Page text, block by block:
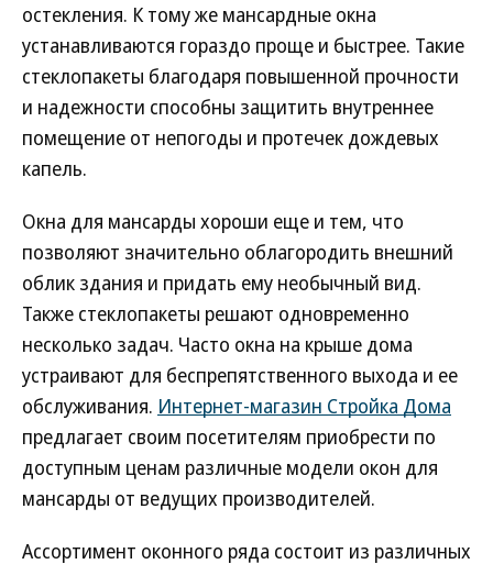
остекления. К тому же мансардные окна
устанавливаются гораздо проще и быстрее. Такие
стеклопакеты благодаря повышенной прочности
и надежности способны защитить внутреннее
помещение от непогоды и протечек дождевых
капель.
Окна для мансарды хороши еще и тем, что
позволяют значительно облагородить внешний
облик здания и придать ему необычный вид.
Также стеклопакеты решают одновременно
несколько задач. Часто окна на крыше дома
устраивают для беспрепятственного выхода и ее
обслуживания. Интернет-магазин Стройка Дома
предлагает своим посетителям приобрести по
доступным ценам различные модели окон для
мансарды от ведущих производителей.
Ассортимент оконного ряда состоит из различных